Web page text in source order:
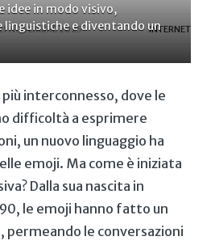
NOVEMBRE 2025 INTERNET
idee in modo visivo,
linguistiche e diventando un
interconnesso, dove le
difficoltà a esprimere
un nuovo linguaggio ha
emoji. Ma come⁢ è iniziata
Dalla sua nascita in
le emoji ⁣hanno fatto un⁢
le conversazioni